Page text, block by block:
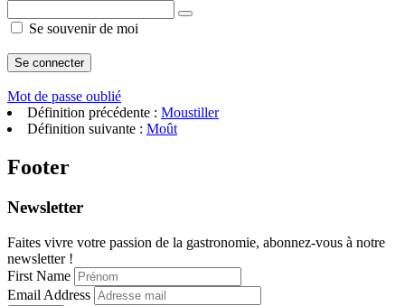
Se souvenir de moi
Mot de passe oublié
Définition précédente : Moustiller
Définition suivante : Moût
Footer
Newsletter
Faites vivre votre passion de la gastronomie, abonnez-vous à notre
newsletter !
First Name
Email Address